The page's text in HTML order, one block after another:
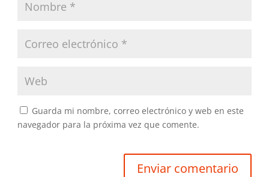
Guarda mi nombre, correo electrónico y web en este
navegador para la próxima vez que comente.
Enviar comentario